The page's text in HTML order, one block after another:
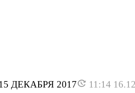
ДЕКАБРЯ 2017 11:14